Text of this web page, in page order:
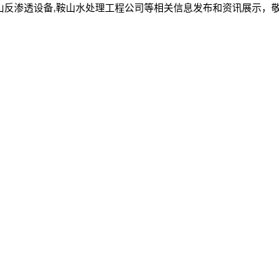
反渗透设备,鞍山水处理工程公司等相关信息发布和资讯展示，敬